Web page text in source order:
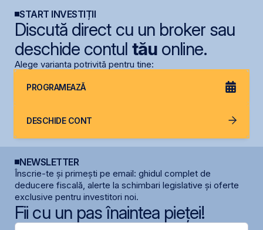
START INVESTIȚII
Discută direct cu un broker sau
deschide contul tăuonline.
Alege varianta potrivită pentru tine:
PROGRAMEAZĂ
DESCHIDE CONT
NEWSLETTER
Înscrie-te și primești pe email: ghidul complet de
deducere fiscală, alerte la schimbari legislative și oferte
exclusive pentru investitori noi.
Fii cu un pas înaintea pieței!